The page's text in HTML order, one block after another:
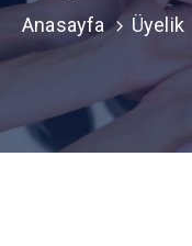
Anasayfa Üyelik